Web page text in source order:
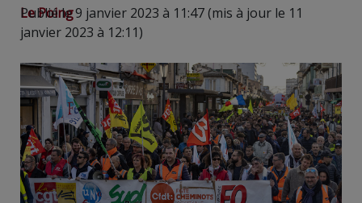
Le Poing
Publié le 9 janvier 2023 à 11:47 (mis à jour le 11
janvier 2023 à 12:11)